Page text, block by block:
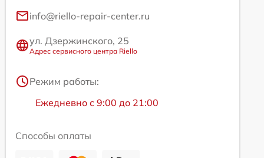
info@riello-repair-center.ru
ул. Дзержинского, 25
Адрес сервисного центра Riello
Режим работы:
Ежедневно с 9:00 до 21:00
Способы оплаты